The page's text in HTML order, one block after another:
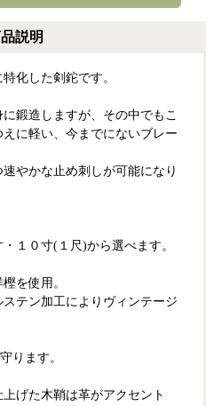
説明
化した剣鉈です。
鍛造しますが、その中でもこ
に軽い、今までにないブレー
やかな止め刺しが可能になり
１０寸(１尺)から選べます。
を使用。
テン加工によりヴィンテージ
ります。
げた木鞘は革がアクセント